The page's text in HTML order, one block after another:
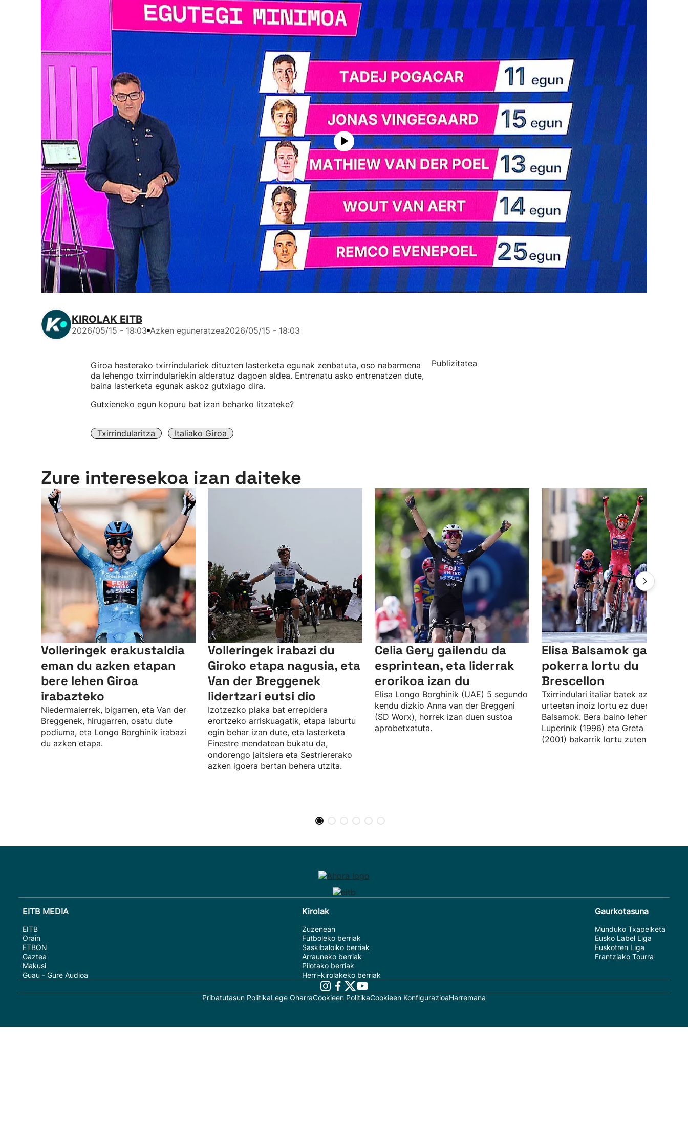
KIROLAK EITB
2026/05/15 - 18:03 Azken eguneratzea2026/05/15 - 18:03
Giroa hasterako txirrindulariek dituzten lasterketa egunak zenbatuta, oso nabarmena
da lehengo txirrindulariekin alderatuz dagoen aldea. Entrenatu asko entrenatzen dute,
baina lasterketa egunak askoz gutxiago dira.
Gutxieneko egun kopuru bat izan beharko litzateke?
Txirrindularitza Italiako Giroa
Publizitatea
Zure interesekoa izan daiteke
Volleringek erakustaldia
eman du azken etapan
bere lehen Giroa
irabazteko
Niedermaierrek, bigarren, eta Van der
Breggenek, hirugarren, osatu dute
podiuma, eta Longo Borghinik irabazi
du azken etapa.
Volleringek irabazi du
Giroko etapa nagusia, eta
Van der Breggenek
lidertzari eutsi dio
Izotzezko plaka bat errepidera
erortzeko arriskuagatik, etapa laburtu
egin behar izan dute, eta lasterketa
Finestre mendatean bukatu da,
ondorengo jaitsiera eta Sestriererako
azken igoera bertan behera utzita.
Celia Gery gailendu da
esprintean, eta liderrak
erorikoa izan du
Elisa Longo Borghinik (UAE) 5 segundo
kendu dizkio Anna van der Breggeni
(SD Worx), horrek izan duen sustoa
aprobetxatuta.
Elisa Balsamok garaipen
pokerra lortu du
Brescellon
Txirrindulari italiar batek azken 25
urteetan inoiz lortu ez duena erditsi
Balsamok. Bera baino lehen, Fabiana
Luperinik (1996) eta Greta Zoccak
(2001) bakarrik lortu zuten balentria.
EITB MEDIA
EITB
Orain
ETBON
Gaztea
Makusi
Guau - Gure Audioa
Kirolak
Zuzenean
Futboleko berriak
Saskibaloiko berriak
Arrauneko berriak
Pilotako berriak
Herri-kirolakeko berriak
Gaurkotasuna
Munduko Txapelketa
Eusko Label Liga
Euskotren Liga
Frantziako Tourra
Pribatutasun PolitikaLege OharraCookieen PolitikaCookieen KonfigurazioaHarremana